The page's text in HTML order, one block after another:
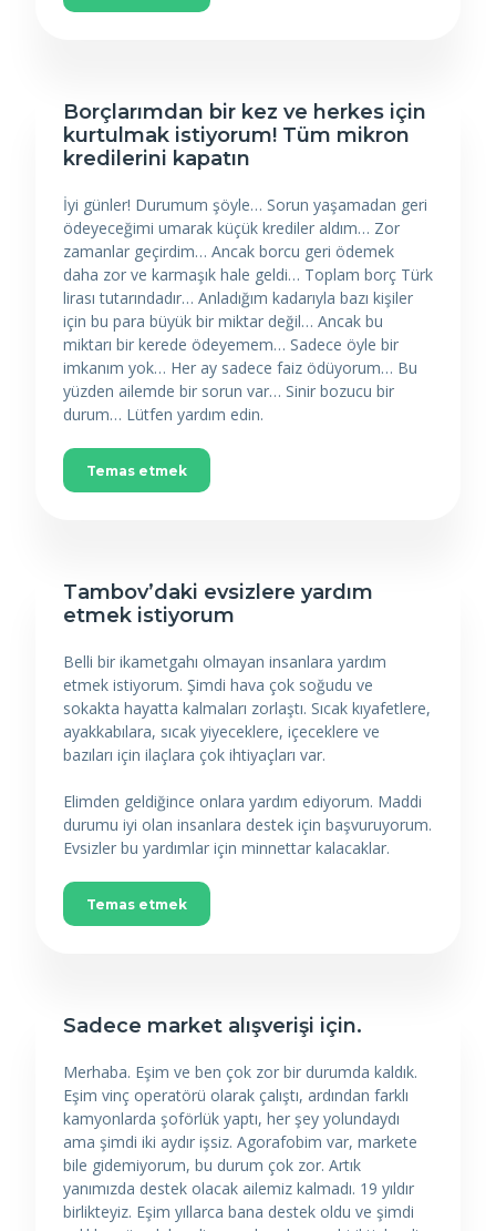
Borçlarımdan bir kez ve herkes için
kurtulmak istiyorum! Tüm mikron
kredilerini kapatın
İyi günler! Durumum şöyle… Sorun yaşamadan geri
ödeyeceğimi umarak küçük krediler aldım… Zor
zamanlar geçirdim… Ancak borcu geri ödemek
daha zor ve karmaşık hale geldi… Toplam borç Türk
lirası tutarındadır… Anladığım kadarıyla bazı kişiler
için bu para büyük bir miktar değil… Ancak bu
miktarı bir kerede ödeyemem… Sadece öyle bir
imkanım yok… Her ay sadece faiz ödüyorum… Bu
yüzden ailemde bir sorun var… Sinir bozucu bir
durum… Lütfen yardım edin.
Temas etmek
Tambov’daki evsizlere yardım
etmek istiyorum
Belli bir ikametgahı olmayan insanlara yardım
etmek istiyorum. Şimdi hava çok soğudu ve
sokakta hayatta kalmaları zorlaştı. Sıcak kıyafetlere,
ayakkabılara, sıcak yiyeceklere, içeceklere ve
bazıları için ilaçlara çok ihtiyaçları var.
Elimden geldiğince onlara yardım ediyorum. Maddi
durumu iyi olan insanlara destek için başvuruyorum.
Evsizler bu yardımlar için minnettar kalacaklar.
Temas etmek
Sadece market alışverişi için.
Merhaba. Eşim ve ben çok zor bir durumda kaldık.
Eşim vinç operatörü olarak çalıştı, ardından farklı
kamyonlarda şoförlük yaptı, her şey yolundaydı
ama şimdi iki aydır işsiz. Agorafobim var, markete
bile gidemiyorum, bu durum çok zor. Artık
yanımızda destek olacak ailemiz kalmadı. 19 yıldır
birlikteyiz. Eşim yıllarca bana destek oldu ve şimdi